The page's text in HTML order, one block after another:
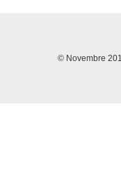
© Novembre